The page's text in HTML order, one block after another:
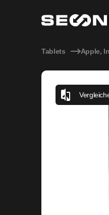
Tablets Apple,